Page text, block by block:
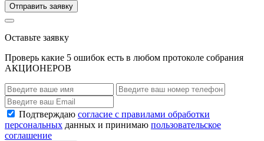
Отправить заявку
Оставьте заявку
Проверь какие 5 ошибок есть в любом протоколе собрания
АКЦИОНЕРОВ
Подтверждаю согласие с правилами обработки
персональных данных и принимаю пользовательское
соглашение